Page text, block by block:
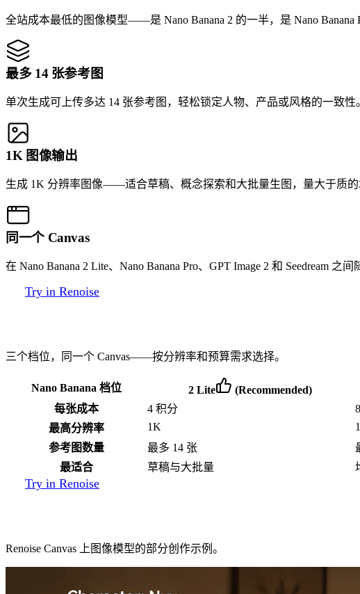
全站成本最低的图像模型——是 Nano Banana 2 的一半，是 Nano Banana
最多 14 张参考图
单次生成可上传多达 14 张参考图，轻松锁定人物、产品或风格的一致性
1K 图像输出
生成 1K 分辨率图像——适合草稿、概念探索和大批量生图，量大于质的
同一个 Canvas
在 Nano Banana 2 Lite、Nano Banana Pro、GPT Image 2 和 Seedream 之
Try in Renoise
三个档位，同一个 Canvas——按分辨率和预算需求选择。
Nano Banana 档位 2 Lite (Recommended)
每张成本
4 积分
最高分辨率
1K
参考图数量
最多 14 张
最适合
草稿与大批量
Try in Renoise
Renoise Canvas 上图像模型的部分创作示例。